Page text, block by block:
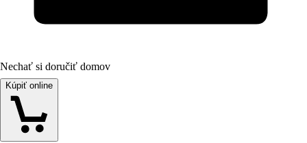
Nechať si doručiť domov
Kúpiť online